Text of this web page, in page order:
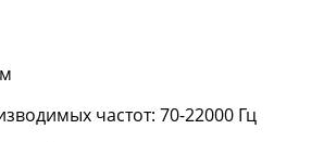
частот: 70-22000 Гц